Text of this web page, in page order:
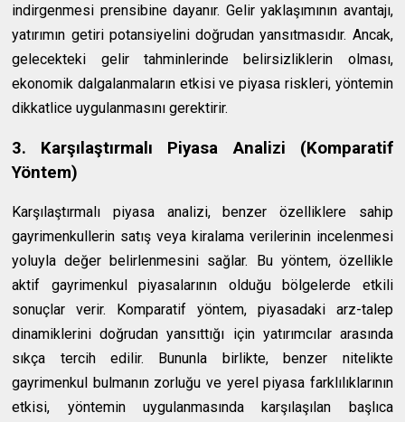
indirgenmesi prensibine dayanır. Gelir yaklaşımının avantajı,
yatırımın getiri potansiyelini doğrudan yansıtmasıdır. Ancak,
gelecekteki gelir tahminlerinde belirsizliklerin olması,
ekonomik dalgalanmaların etkisi ve piyasa riskleri, yöntemin
dikkatlice uygulanmasını gerektirir.
3. Karşılaştırmalı Piyasa Analizi (Komparatif
Yöntem)
Karşılaştırmalı piyasa analizi, benzer özelliklere sahip
gayrimenkullerin satış veya kiralama verilerinin incelenmesi
yoluyla değer belirlenmesini sağlar. Bu yöntem, özellikle
aktif gayrimenkul piyasalarının olduğu bölgelerde etkili
sonuçlar verir. Komparatif yöntem, piyasadaki arz-talep
dinamiklerini doğrudan yansıttığı için yatırımcılar arasında
sıkça tercih edilir. Bununla birlikte, benzer nitelikte
gayrimenkul bulmanın zorluğu ve yerel piyasa farklılıklarının
etkisi, yöntemin uygulanmasında karşılaşılan başlıca